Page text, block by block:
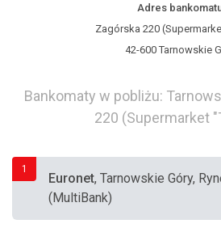
Adres
Zagórska 220
42-600 Tarnowskie
Bankomaty w pobliżu:
220 (Supermarket
1
Euronet, Tarnowskie Góry,
(MultiBank)